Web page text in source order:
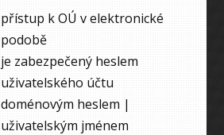
přístup k OÚ v elektronické
podobě
je zabezpečený heslem
uživatelského účtu
doménovým heslem |
uživatelským jménem